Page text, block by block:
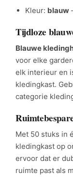
Kleur: blauw
Tijdloze
Blauwe
voor elke
elk interieur en
kledingkast.
categorie
Met 50 stuks in
kledingkast op
ervoor dat er
ruimte past als